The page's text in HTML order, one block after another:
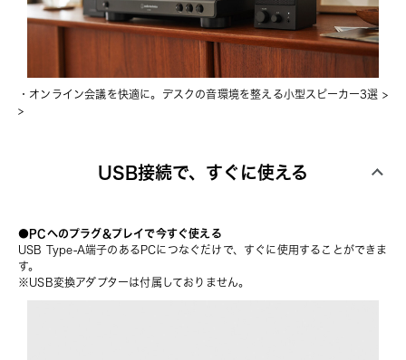
・ オンライン会議を快適に。デスクの音環境を整える小型スピーカー3選 >
>
USB接続で、すぐに使える
●PCへのプラグ&プレイで今すぐ使える
USB Type-A端⼦のあるPCにつなぐだけで、すぐに使⽤することができま
す。
※USB変換アダプターは付属しておりません。